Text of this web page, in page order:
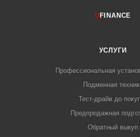
U FINANCE
УСЛУГИ
Профессиональная
Подменная
Тест-драйв до
Предпродажная
Обратный выкуп